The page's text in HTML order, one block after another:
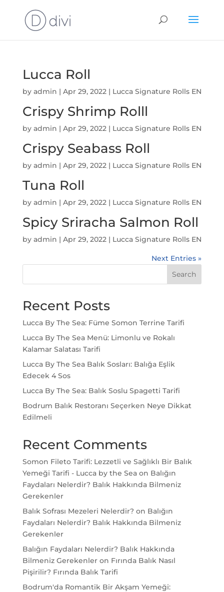
Lucca Roll
by admin | Apr 29, 2022| Lucca Signature Rolls EN
Crispy Shrimp Rolll
by admin | Apr 29, 2022| Lucca Signature Rolls EN
Crispy Seabass Roll
by admin | Apr 29, 2022| Lucca Signature Rolls EN
Tuna Roll
by admin | Apr 29, 2022| Lucca Signature Rolls EN
Spicy Sriracha Salmon Roll
by admin | Apr 29, 2022| Lucca Signature Rolls EN
Next Entries »
Search
Recent Posts
Lucca By The Sea: Füme Somon Terrine Tarifi
Lucca By The Sea Menü: Limonlu ve Rokalı
Kalamar Salatası Tarifi
Lucca By The Sea Balık Sosları: Balığa Eşlik
Edecek 4 Sos
Lucca By The Sea: Balık Soslu Spagetti Tarifi
Bodrum Balık Restoranı Seçerken Neye Dikkat
Edilmeli
Recent Comments
Somon Fileto Tarifi: Lezzetli ve Sağlıklı Bir Balık
Yemeği Tarifi - Lucca by the Seaon Balığın
Faydaları Nelerdir? Balık Hakkında Bilmeniz
Gerekenler
Balık Sofrası Mezeleri Nelerdir? on Balığın
Faydaları Nelerdir? Balık Hakkında Bilmeniz
Gerekenler
Balığın Faydaları Nelerdir? Balık Hakkında
Bilmeniz Gerekenleron Fırında Balık Nasıl
Pişirilir? Fırında Balık Tarifi
Bodrum'da Romantik Bir Akşam Yemeği: